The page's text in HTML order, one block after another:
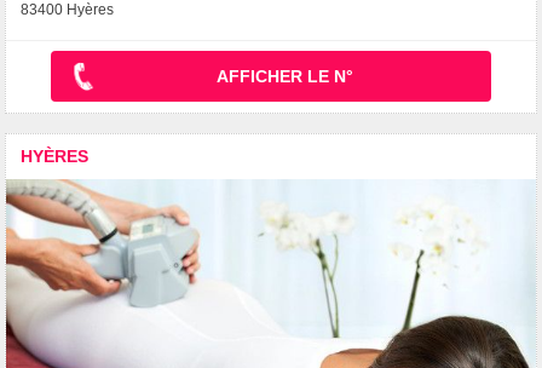
83400 Hyères
AFFICHER LE N°
HYÈRES